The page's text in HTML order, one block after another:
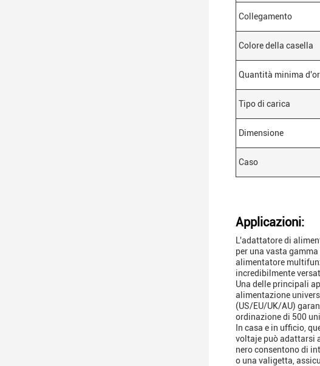
Collegamento
Colore della casella
Quantità minima
Tipo di carica
Dimensione
Caso
Applicazioni:
L'adattatore di
per una vasta
alimentatore
incredibilmente
Una delle principali
alimentazione
(US/EU/UK/AU)
ordinazione di 500
In casa e in ufficio,
voltaje può adattarsi
nero consentono di
o una valigetta,